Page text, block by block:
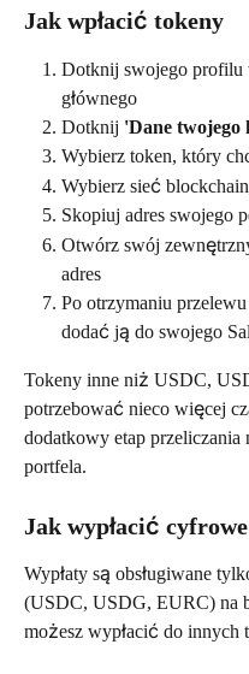
Jak wpłacić tokeny
Dotknij swojego profilu
głównego
Dotknij 'Dane
Wybierz token, który
Wybierz sieć
Skopiuj adres swojego
Otwórz swój
adres
Po otrzymaniu
dodać ją do swojego
Tokeny inne niż USDC,
potrzebować nieco więcej
dodatkowy etap
portfela.
Jak wypłacić
Wypłaty są obsługiwane
(USDC, USDG, EURC) na
możesz wypłacić do innych